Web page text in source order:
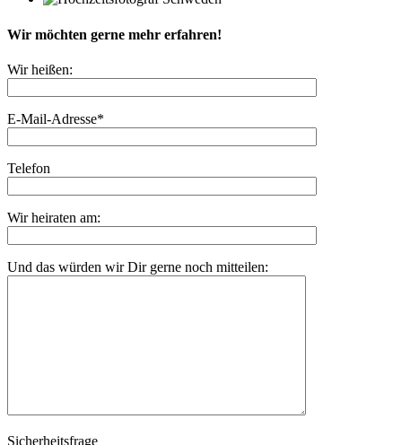
Wir möchten gerne mehr erfahren!
Wir heißen:
E-Mail-Adresse*
Telefon
Wir heiraten am:
Und das würden wir Dir gerne noch mitteilen:
Sicherheitsfrage